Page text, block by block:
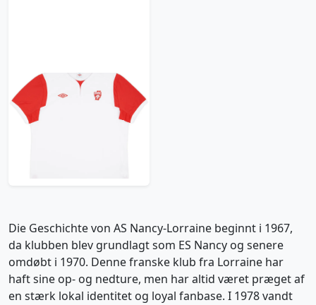
2012-13 AS Nancy-
Lorraine Home Shirt -
Die Geschichte von AS Nancy-Lorraine beginnt i 1967,
da klubben blev grundlagt som ES Nancy og senere
omdøbt i 1970. Denne franske klub fra Lorraine har
haft sine op- og nedture, men har altid været præget af
en stærk lokal identitet og loyal fanbase. I 1978 vandt